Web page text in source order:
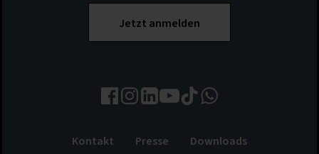
Jetzt anmelden
Kontakt Presse
Downloads